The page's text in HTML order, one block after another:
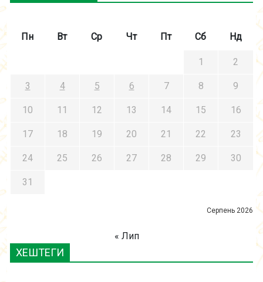
Серпень 2026
Пн Вт Ср Чт Пт Сб Нд
1 2
3 4 5 6 7 8 9
10 11 12 13 14 15 16
17 18 19 20 21 22 23
24 25 26 27 28 29 30
31
« Лип
ХЕШТЕГИ